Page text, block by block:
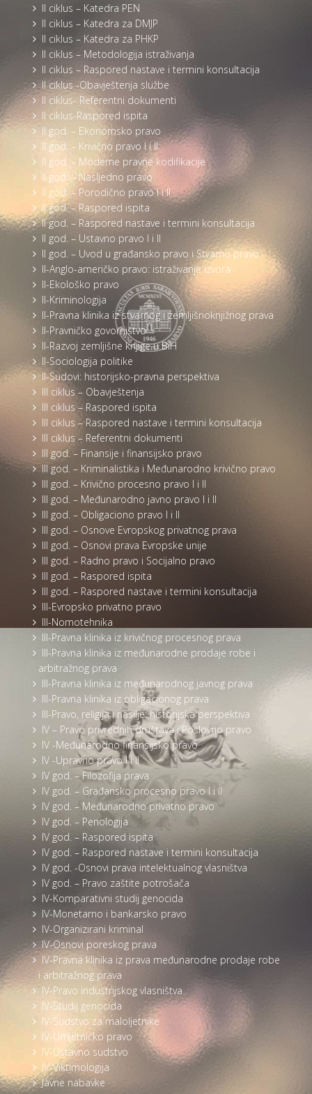
II ciklus – Katedra PEN
II ciklus – Katedra za DMJP
II ciklus – Katedra za PHKP
II ciklus – Metodologija istraživanja
II ciklus – Raspored nastave i termini konsultacija
II ciklus -Obavještenja službe
II ciklus- Referentni dokumenti
II ciklus-Raspored ispita
II god. – Ekonomsko pravo
II god. – Krivično pravo I i II
II god. – Moderne pravne kodifikacije
II god. – Nasljedno pravo
II god. – Porodično pravo I i II
II god. – Raspored ispita
II god. – Raspored nastave i termini konsultacija
II god. – Ustavno pravo I i II
II god. – Uvod u građansko pravo i Stvarno pravo
II-Anglo-američko pravo: istraživanje izvora
II-Ekološko pravo
II-Kriminologija
II-Pravna klinika iz stvarnog i zemljišnoknjižnog prava
II-Pravničko govorništvo
II-Razvoj zemljišne knjige u BiH
II-Sociologija politike
II-Sudovi: historijsko-pravna perspektiva
III ciklus – Obavještenja
III ciklus – Raspored ispita
III ciklus – Raspored nastave i termini konsultacija
III ciklus – Referentni dokumenti
III god. – Finansije i finansijsko pravo
III god. – Kriminalistika i Međunarodno krivično pravo
III god. – Krivično procesno pravo I i II
III god. – Međunarodno javno pravo I i II
III god. – Obligaciono pravo I i II
III god. – Osnove Evropskog privatnog prava
III god. – Osnovi prava Evropske unije
III god. – Radno pravo i Socijalno pravo
III god. – Raspored ispita
III god. – Raspored nastave i termini konsultacija
III-Evropsko privatno pravo
III-Nomotehnika
III-Pravna klinika iz krivičnog procesnog prava
III-Pravna klinika iz međunarodne prodaje robe i
arbitražnog prava
III-Pravna klinika iz međunarodnog javnog prava
III-Pravna klinika iz obligacionog prava
III-Pravo, religija i nasilje: historijska perspektiva
IV – Pravo privrednih društava i Poslovno pravo
IV -Međunarodno finansijsko pravo
IV -Upravno pravo I i II
IV god. – Filozofija prava
IV god. – Građansko procesno pravo I i II
IV god. – Međunarodno privatno pravo
IV god. – Penologija
IV god. – Raspored ispita
IV god. – Raspored nastave i termini konsultacija
IV god. -Osnovi prava intelektualnog vlasništva
IV god. – Pravo zaštite potrošača
IV-Komparativni studij genocida
IV-Monetarno i bankarsko pravo
IV-Organizirani kriminal
IV-Osnovi poreskog prava
IV-Pravna klinika iz prava međunarodne prodaje robe
i arbitražnog prava
IV-Pravo industrijskog vlasništva
IV-Studij genocida
IV-Sudstvo za maloljetnike
IV-Umjetničko pravo
IV-Ustavno sudstvo
IV-Viktimologija
Javne nabavke